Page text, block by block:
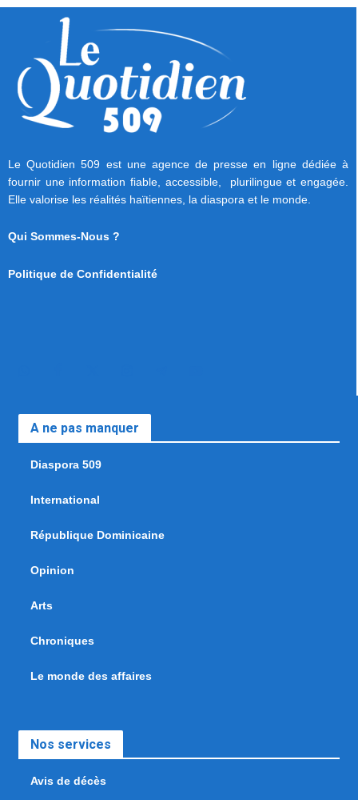
Le Quotidien 509 est une agence de presse en ligne dédiée à
fournir une information fiable, accessible, plurilingue et engagée.
Elle valorise les réalités haïtiennes, la diaspora et le monde.
Qui Sommes-Nous ?
Politique de Confidentialité
A ne pas manquer
Diaspora 509
International
République Dominicaine
Opinion
Arts
Chroniques
Le monde des affaires
Nos services
Avis de décès